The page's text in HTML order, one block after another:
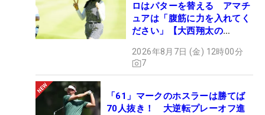
ロはパターを替える アマチ
ュアは「腹筋に力を入れてく
ださい」【大西翔太の
2026年8月7日 (金) 12時00分
7
「61」マークのホスラーは勝てば
70人抜き！ 大逆転プレーオフ進